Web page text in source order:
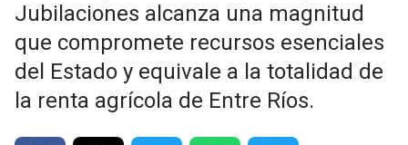
Jubilaciones alcanza una magnitud
que compromete recursos esenciales
del Estado y equivale a la totalidad de
la renta agrícola de Entre Ríos.